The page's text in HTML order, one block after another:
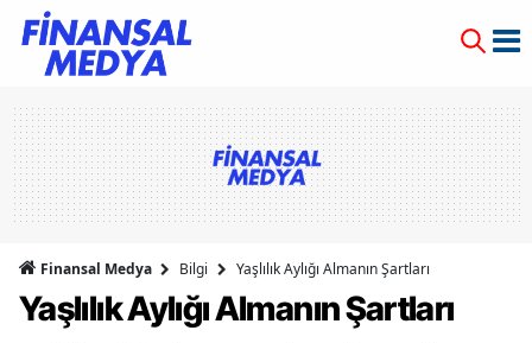
Finansal Medya Bilgi Yaşlılık Aylığı Almanın Şartları
Yaşlılık Aylığı Almanın Şartları